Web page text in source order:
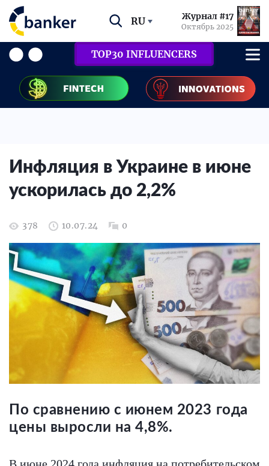
RU Журнал #17
Октябрь 2025
TOP30 INFLUENCERS
Инфляция в Украине в июне
ускорилась до 2,2%
378 10.07.24 0
По сравнению с июнем 2023 года
цены выросли на 4,8%.